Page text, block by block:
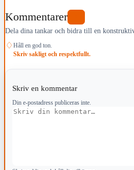
Kommentarer
Dela dina tankar och bidra till en
♢ Håll en god ton.
Skriv sakligt och respektfullt.
Skriv en kommentar
Din e-postadress publiceras inte.
Kommentar